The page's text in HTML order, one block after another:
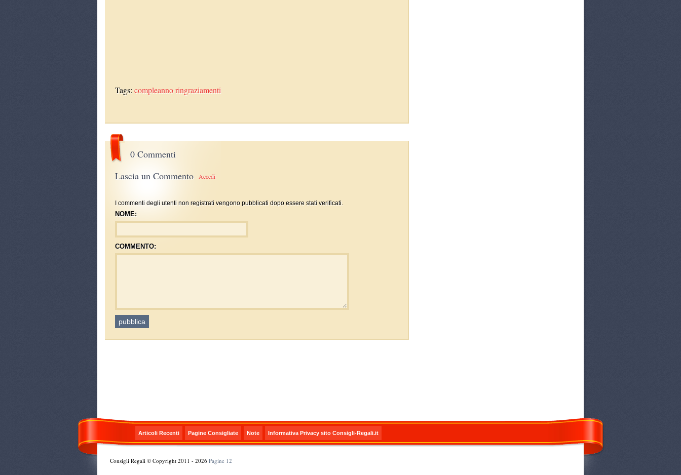
Tags:compleannoringraziamenti
0 Commenti
Lascia un Commento
Accedi
I commenti degli utenti non registrati vengono pubblicati dopo essere stati verificati.
NOME:
COMMENTO:
Articoli Recenti Pagine Consigliate Note Informativa Privacy sito Consigli-Regali.it
Consigli Regali © Copyright 2011 - 2026 Pagine 12